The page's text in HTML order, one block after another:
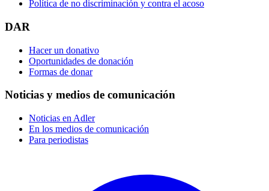
Política de no discriminación y contra el acoso
DAR
Hacer un donativo
Oportunidades de donación
Formas de donar
Noticias y medios de comunicación
Noticias en Adler
En los medios de comunicación
Para periodistas